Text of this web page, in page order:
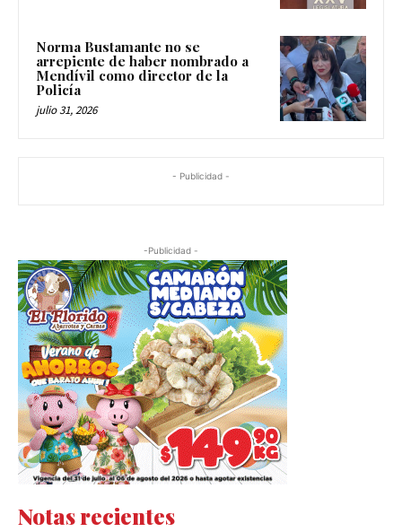
Norma Bustamante no se
arrepiente de haber nombrado a
Mendívil como director de la
Policía
julio 31, 2026
- Publicidad -
-Publicidad -
Notas recientes